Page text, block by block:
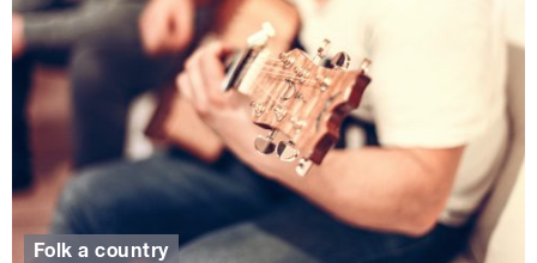
Folk a country